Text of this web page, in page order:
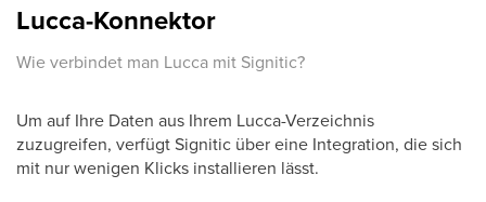
Lucca-Konnektor
Wie verbindet man Lucca mit Signitic?
Um auf Ihre Daten aus Ihrem Lucca-Verzeichnis
zuzugreifen, verfügt Signitic über eine Integration, die sich
mit nur wenigen Klicks installieren lässt.